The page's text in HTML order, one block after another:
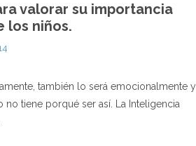
valorar su importancia
los niños.
también lo será emocionalmente y
tiene porqué ser así. La Inteligencia